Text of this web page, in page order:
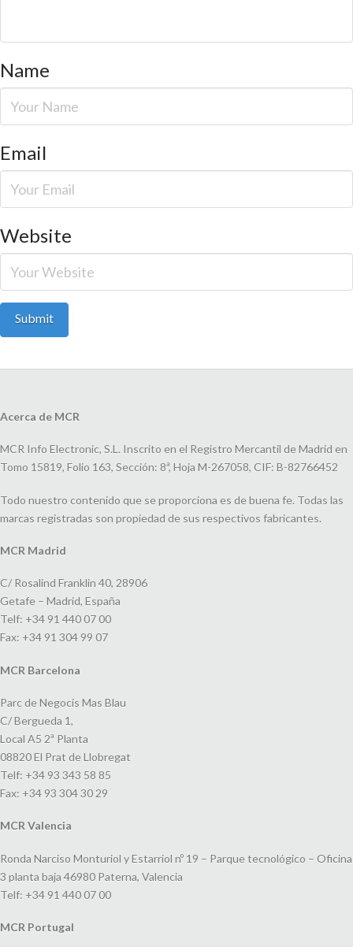
Name
Email
Website
Acerca de MCR
MCR Info Electronic, S.L. Inscrito en el Registro Mercantil de Madrid en
Tomo 15819, Folio 163, Sección: 8ª, Hoja M-267058, CIF: B-82766452
Todo nuestro contenido que se proporciona es de buena fe. Todas las
marcas registradas son propiedad de sus respectivos fabricantes.
MCR Madrid
C/ Rosalind Franklin 40, 28906
Getafe – Madrid, España
Telf: +34 91 440 07 00
Fax: +34 91 304 99 07
MCR Barcelona
Parc de Negocis Mas Blau
C/ Bergueda 1,
Local A5 2ª Planta
08820 El Prat de Llobregat
Telf: +34 93 343 58 85
Fax: +34 93 304 30 29
MCR Valencia
Ronda Narciso Monturiol y Estarriol nº 19 – Parque tecnológico – Oficina
3 planta baja 46980 Paterna, Valencia
Telf: +34 91 440 07 00
MCR Portugal